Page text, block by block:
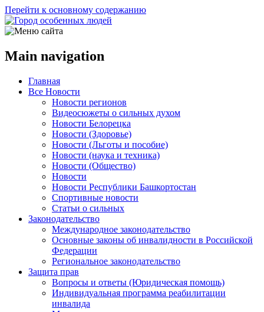
Перейти к основному содержанию
Main navigation
Главная
Все Новости
Новости регионов
Видеосюжеты о сильных духом
Новости Белорецка
Новости (Здоровье)
Новости (Льготы и пособие)
Новости (наука и техника)
Новости (Общество)
Новости
Новости Республики Башкортостан
Спортивные новости
Статьи о сильных
Законодательство
Международное законодательство
Основные законы об инвалидности в Российской
Федерации
Региональное законодательство
Защита прав
Вопросы и ответы (Юридическая помощь)
Индивидуальная программа реабилитации
инвалида